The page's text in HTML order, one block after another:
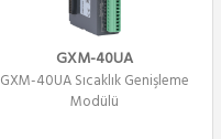
GXM-40UA
GXM-40UA Sıcaklık Genişleme
Modülü